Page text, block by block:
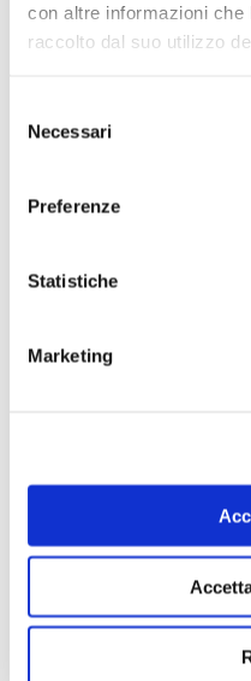
con altre informazioni che
raccolto dal suo utilizzo
delNecessari
Preferenze
Statistiche
Marketing